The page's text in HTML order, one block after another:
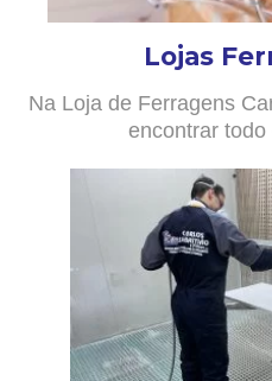
Lojas
Na Loja de Ferragens
encontrar